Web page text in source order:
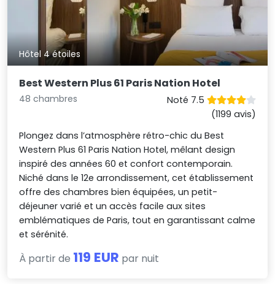
Hôtel 4 étoiles
Best Western Plus 61 Paris Nation Hotel
48 chambres
Noté 7.5
(1199 avis)
Plongez dans l’atmosphère rétro-chic du Best
Western Plus 61 Paris Nation Hotel, mêlant design
inspiré des années 60 et confort contemporain.
Niché dans le 12e arrondissement, cet établissement
offre des chambres bien équipées, un petit-
déjeuner varié et un accès facile aux sites
emblématiques de Paris, tout en garantissant calme
et sérénité.
À partir de 119 EUR par nuit